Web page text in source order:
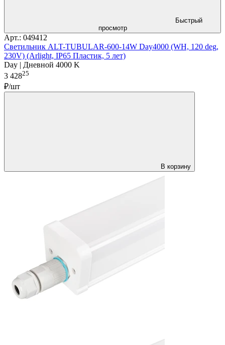
Быстрый
просмотр
Арт.: 049412
Светильник ALT-TUBULAR-600-14W Day4000 (WH, 120 deg,
230V) (Arlight, IP65 Пластик, 5 лет)
Day | Дневной 4000 K
3 42825
₽/шт
В корзину